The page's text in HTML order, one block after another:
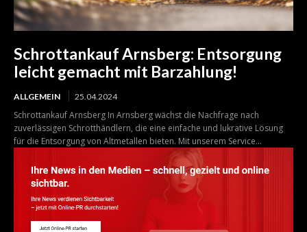
Schrottankauf Arnsberg: Entsorgung
leicht gemacht mit Barzahlung!
ALLGEMEIN 25.04.2024
Schrottankauf Arnsberg In Arnsberg wächst die Nachfrage nach
zuverlässigen Schrotthändlern, die eine einfache und lukrative Lösung
für die Entsorgung von Altmetallen bieten. Mit unserem Service...